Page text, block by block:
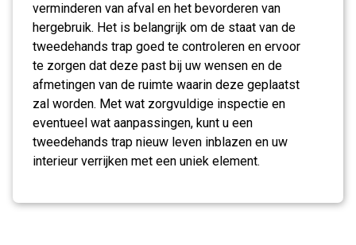
verminderen van afval en het bevorderen van
hergebruik. Het is belangrijk om de staat van de
tweedehands trap goed te controleren en ervoor
te zorgen dat deze past bij uw wensen en de
afmetingen van de ruimte waarin deze geplaatst
zal worden. Met wat zorgvuldige inspectie en
eventueel wat aanpassingen, kunt u een
tweedehands trap nieuw leven inblazen en uw
interieur verrijken met een uniek element.